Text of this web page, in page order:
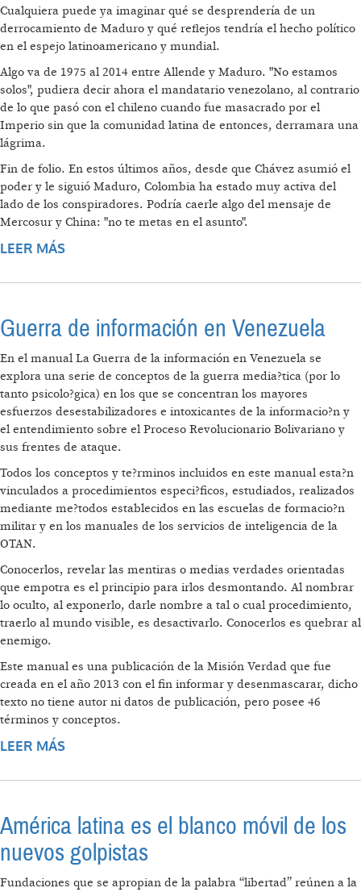
Cualquiera puede ya imaginar qué se desprendería de un
derrocamiento de Maduro y qué reflejos tendría el hecho político
en el espejo latinoamericano y mundial.
Algo va de 1975 al 2014 entre Allende y Maduro. "No estamos
solos", pudiera decir ahora el mandatario venezolano, al contrario
de lo que pasó con el chileno cuando fue masacrado por el
Imperio sin que la comunidad latina de entonces, derramara una
lágrima.
Fin de folio. En estos últimos años, desde que Chávez asumió el
poder y le siguió Maduro, Colombia ha estado muy activa del
lado de los conspiradores. Podría caerle algo del mensaje de
Mercosur y China: "no te metas en el asunto".
LEER MÁS
Guerra de información en Venezuela
En el manual La Guerra de la información en Venezuela se
explora una serie de conceptos de la guerra media?tica (por lo
tanto psicolo?gica) en los que se concentran los mayores
esfuerzos desestabilizadores e intoxicantes de la informacio?n y
el entendimiento sobre el Proceso Revolucionario Bolivariano y
sus frentes de ataque.
Todos los conceptos y te?rminos incluidos en este manual esta?n
vinculados a procedimientos especi?ficos, estudiados, realizados
mediante me?todos establecidos en las escuelas de formacio?n
militar y en los manuales de los servicios de inteligencia de la
OTAN.
Conocerlos, revelar las mentiras o medias verdades orientadas
que empotra es el principio para irlos desmontando. Al nombrar
lo oculto, al exponerlo, darle nombre a tal o cual procedimiento,
traerlo al mundo visible, es desactivarlo. Conocerlos es quebrar al
enemigo.
Este manual es una publicación de la Misión Verdad que fue
creada en el año 2013 con el fin informar y desenmascarar, dicho
texto no tiene autor ni datos de publicación, pero posee 46
términos y conceptos.
LEER MÁS
América latina es el blanco móvil de los
nuevos golpistas
Fundaciones que se apropian de la palabra “libertad” reúnen a la